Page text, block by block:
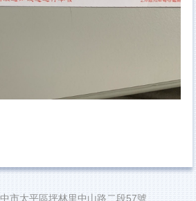
市太平區坪林里中山路二段57號